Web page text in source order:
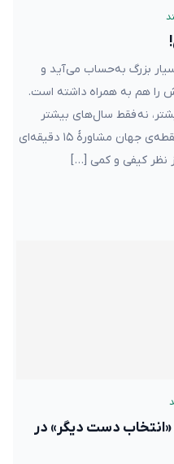
بزرگ به‌حساب می‌آید و
هم به همراه داشته است.
نه فقط سال‌های بیشتر
پزشکی طول عمر، کاملاً آنلاین از هر نقطه‌ی جهان مشاورهٔ ۱۵ دقیقه‌ای
نظر کیفی و کمی […]
دست دیگر» در